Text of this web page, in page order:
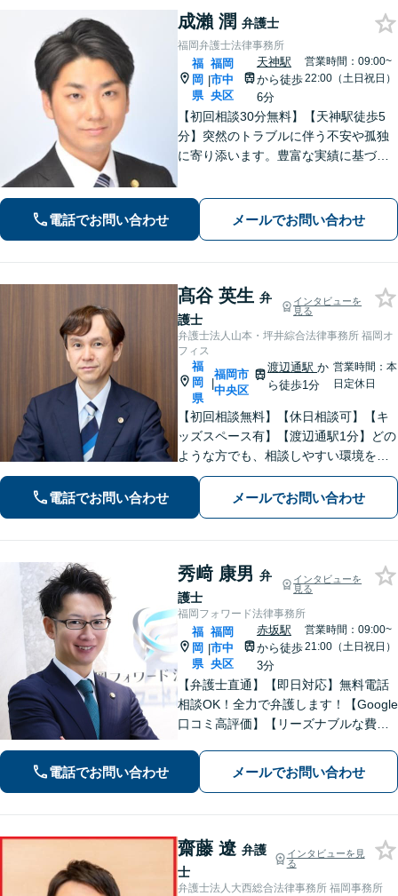
成瀨 潤 弁護士
福岡弁護士法律事務所
福
岡
県
|
福岡
市中
央区
天神駅
から徒歩
6分
営業時間：09:00~
22:00（土日祝日）
【初回相談30分無料】【天神駅徒歩5
分】突然のトラブルに伴う不安や孤独
に寄り添います。豊富な実績に基づく
の相談から培った確かな交渉力であな
たを守り抜きます。【LINE予約可】
電話でお問い合わせ メールでお問い合わせ
髙谷 英生 弁
護士
インタビューを
見る
弁護士法人山本・坪井綜合法律事務所 福岡オ
フィス
福
岡
県
|
福岡市
中央区
渡辺通駅か
ら徒歩1分
営業時間：本
日定休日
【初回相談無料】【休日相談可】【キ
ッズスペース有】【渡辺通駅1分】どの
ような方でも、相談しやすい環境を整
えています。依頼者様に寄り添った対
応を心がけています。【離婚・男女問
題】DV被害へ積極的に対応。お気軽に
電話でお問い合わせ メールでお問い合わせ
秀﨑 康男 弁
護士
インタビューを
見る
福岡フォワード法律事務所
福
岡
県
|
福岡
市中
央区
赤坂駅
から徒歩
3分
営業時間：09:00~
21:00（土日祝日）
【弁護士直通】【即日対応】無料電話
相談OK！全力で弁護します！【Google
口コミ高評価】【リーズナブルな費
料、債権回収を誠心誠意サポート！お
気軽にご相談ください！ 【夜間休日対
電話でお問い合わせ メールでお問い合わせ
齋藤 遼 弁護
士
インタビューを見
る
弁護士法人大西総合法律事務所 福岡事務所